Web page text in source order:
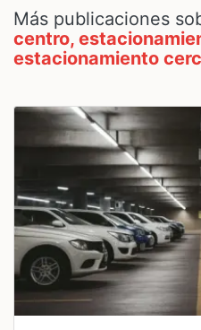
Más publicaciones
centro,
estacionamiento